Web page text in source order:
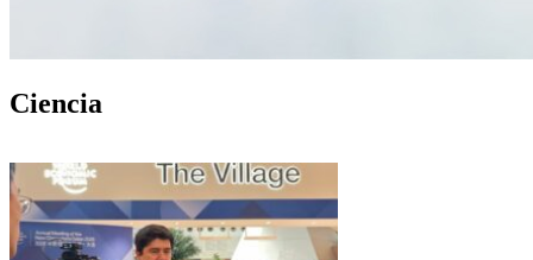
Ciencia